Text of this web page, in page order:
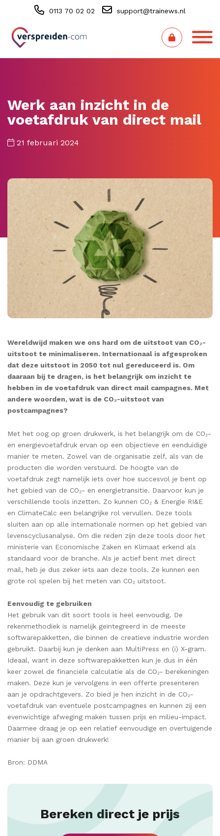
0113 70 02 02 support@trainews.nl
Werk aan inzicht in de
voetafdruk van direct mail
21 februari 2024
Wereldwijd maken we ons hard om de uitstoot van CO₂-
uitstoot te minimaliseren. Internationaal is afgesproken
dat deze uitstoot in 2050 tot nul gereduceerd is. Om
daaraan bij te dragen, is het belangrijk om inzicht te
hebben in de voetafdruk van direct mail campagnes. Met
andere woorden, wat is de CO₂-uitstoot van
postcampagnes?
Met het oog op groen drukwerk, is het belangrijk om de CO₂-
en energievoetafdruk ervan op een objectieve en eenduidige
manier te meten. Zowel van de organisatie zelf, als van de
producten die worden verstuurd. De hoogte van de
voetafdruk zegt namelijk iets over hoe succesvol je bent op
het gebied van de CO₂- en energietransitie. Daarvoor kun je
verschillende tools inzetten. Zo kunnen CO₂ & Energie RI&E
en ClimateCalc een belangrijke rol vervullen. Deze tools
sluiten aan op alle internationale normen op het gebied van
levenscyclusanalyse. Om die reden zijn deze tools door het
ministerie van Economische Zaken en Klimaat erkend als
standaard voor de branche. Als je actief bent met direct
mail, heb je dus zeker iets aan deze tools. Ze kunnen een
grote rol spelen bij het meten van CO₂ uitstoot.
Eenvoudig te gebruiken
Het gebruik van dit soort tools is heel eenvoudig. De
rekenmethodiek is namelijk geïntegreerd in de meeste
softwarepakketten, die binnen de creatieve industrie worden
gebruikt. Daarbij kun je denken aan MultiPress en (i) X-gram.
Ideaal, want in deze softwarepakketten kun je dus in één
keer zowel de financiële calculatie als de CO₂- berekeningen
maken. Deze kun je vervolgens in een offerte presenteren
aan je opdrachtgevers. Zo bied je hen inzicht in de CO₂-
voetafdruk van eventuele postcampagnes en kunnen zij een
evenwichtige afweging maken tussen prijs en milieu-impact.
Daarmee draag je op een relatief eenvoudige en overtuigende
manier bij aan groen drukwerk!
Bron: DDMA
Bereken direct je prijs